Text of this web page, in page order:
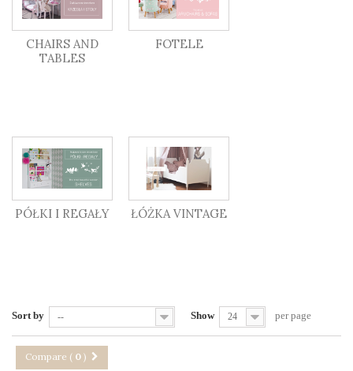
CHAIRS AND
TABLES
FOTELE
PÓŁKI I REGAŁY ŁÓŻKA VINTAGE
Sort by -- Show 24 per page
Compare ( 0 )